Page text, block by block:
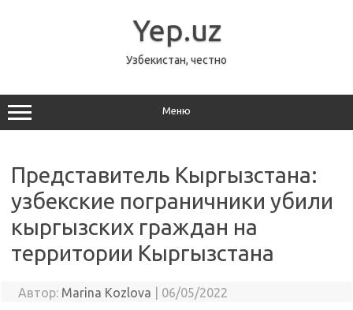
Yep.uz
Узбекистан, честно
Меню
Представитель Кыргызстана:
узбекские пограничники убили
кыргызских граждан на
территории Кыргызстана
Автор: Marina Kozlova 06/05/2022